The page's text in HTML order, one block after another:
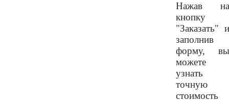
Нажав на
кнопку
"Заказать" и
заполнив
форму, вы
можете
узнать
точную
стоимость